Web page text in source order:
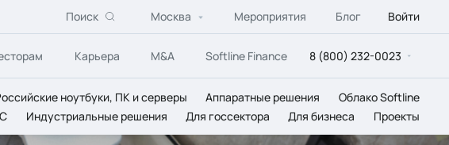
Поиск Москва Мероприятия Блог Войти
Карьера M&A Softline Finance 8 (800) 232-0023
ноутбуки, ПК и серверы Аппаратные решения
Облако Softline
Индустриальные решения Для госсектора Для бизнеса Проекты